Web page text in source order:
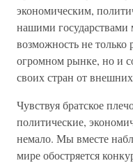
экономическим,
нашими
возможность не только
огромном рынке, но и
своих стран от
Чувствуя братское
политические,
немало. Мы вместе
мире обостряется